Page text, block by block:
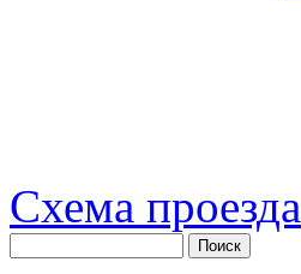
Схема проезда